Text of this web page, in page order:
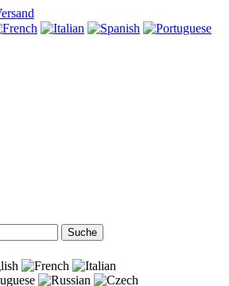
Suche